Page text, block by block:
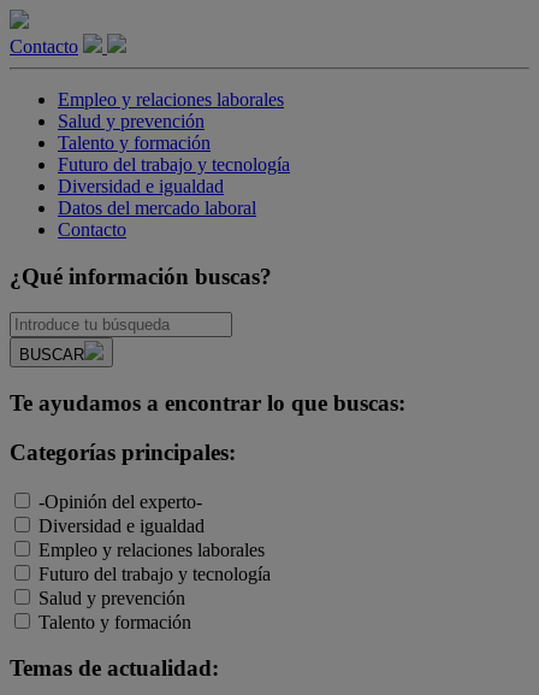
Contacto
Empleo y relaciones laborales
Salud y prevención
Talento y formación
Futuro del trabajo y tecnología
Diversidad e igualdad
Datos del mercado laboral
Contacto
¿Qué información buscas?
BUSCAR
Te ayudamos a encontrar lo que buscas:
Categorías principales:
-Opinión del experto-
Diversidad e igualdad
Empleo y relaciones laborales
Futuro del trabajo y tecnología
Salud y prevención
Talento y formación
Temas de actualidad: